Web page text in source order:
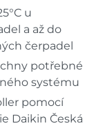
u
a až do
čerpadel
potřebné
systému
pomocí
Daikin Česká